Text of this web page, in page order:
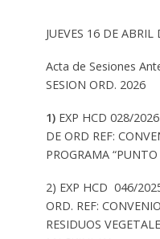
JUEVES 16 DE
Acta de Sesiones
SESION ORD. 2026
1)EXP HCD 028/
DE ORD REF:
PROGRAMA
2) EXP HCD 046/
ORD. REF:
RESIDUOS